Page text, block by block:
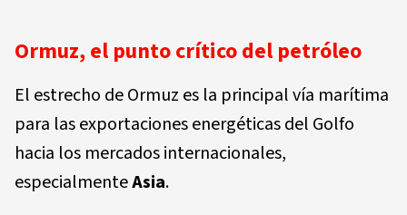
Ormuz, el punto crítico del petróleo
El estrecho de Ormuz es la principal vía marítima
para las exportaciones energéticas del Golfo
hacia los mercados internacionales,
especialmenteAsia.